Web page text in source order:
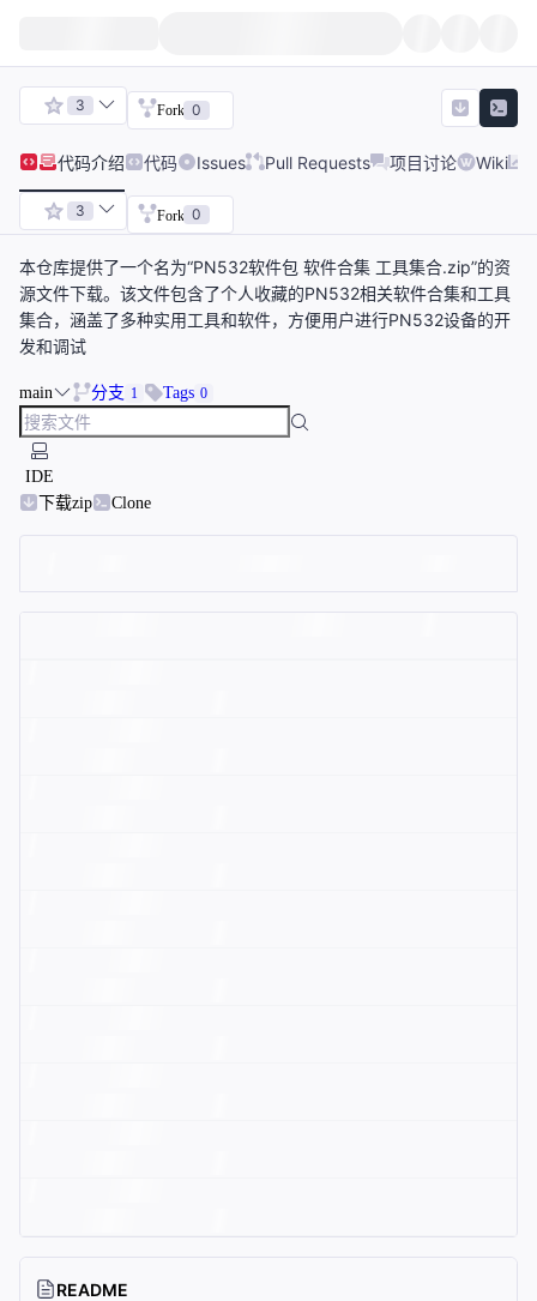
3 Fork 0
代码介绍 代码 Issues Pull Requests 项目讨论 Wiki
3 Fork 0
本仓库提供了一个名为“PN532软件包 软件合集 工具集合.zip”的资
源文件下载。该文件包含了个人收藏的PN532相关软件合集和工具
集合，涵盖了多种实用工具和软件，方便用户进行PN532设备的开
发和调试
main 分支 1 Tags 0
IDE
下载zip
Clone
README